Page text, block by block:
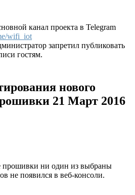
канал проекта в Telegram
wifi_iot
запретил публиковать
гостям.
нового
21 Март 2016
прошивки ни один из выбраны
не появился в веб-консоли.